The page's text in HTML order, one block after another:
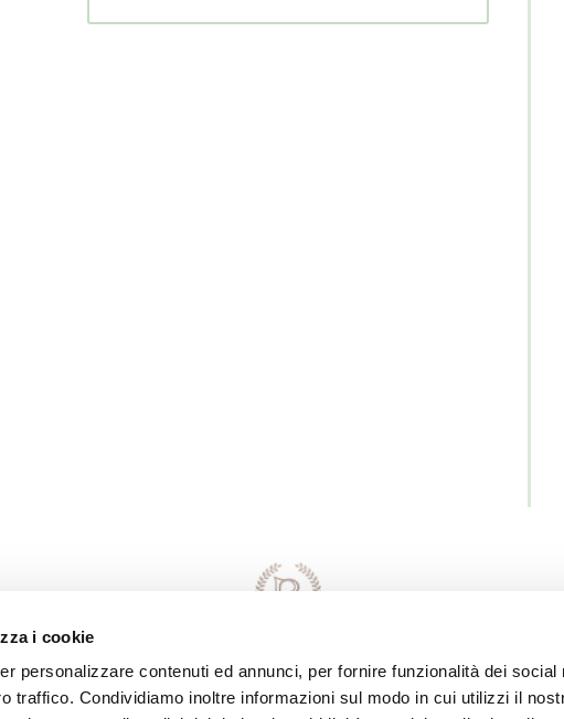
i cookie
personalizzare contenuti ed annunci, per fornire funzionalità dei social
traffico. Condividiamo inoltre informazioni sul modo in cui utilizzi il
Direttore Responsabile della Conduzione